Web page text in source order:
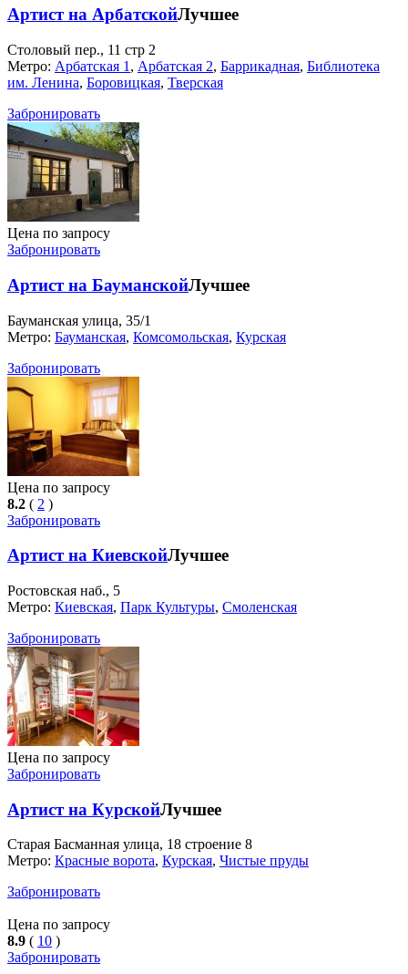
Артист на АрбатскойЛучшее
Столовый пер., 11 стр 2
Метро: Арбатская 1 , Арбатская 2, Баррикадная, Библиотека
им. Ленина, Боровицкая, Тверская
Забронировать
Цена по запросу
Забронировать
Артист на БауманскойЛучшее
Бауманская улица, 35/1
Метро: Бауманская, Комсомольская, Курская
Забронировать
Цена по запросу
8.2 ( 2 )
Забронировать
Артист на КиевскойЛучшее
Ростовская наб., 5
Метро: Киевская, Парк Культуры, Смоленская
Забронировать
Цена по запросу
Забронировать
Артист на КурскойЛучшее
Старая Басманная улица, 18 строение 8
Метро: Красные ворота, Курская, Чистые пруды
Забронировать
Цена по запросу
8.9 ( 10 )
Забронировать